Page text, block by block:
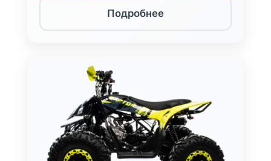
Подробнее